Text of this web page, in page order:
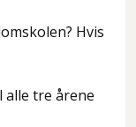
Hvis
tre årene